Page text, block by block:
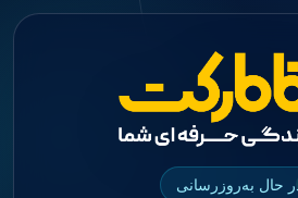
حال به‌روزرسانی
جستجو